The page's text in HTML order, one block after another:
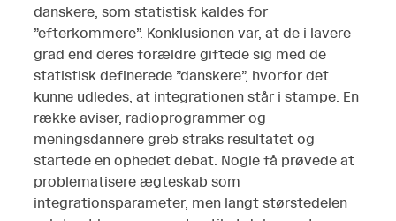
danskere, som statistisk kaldes for
”efterkommere”. Konklusionen var, at de i lavere
grad end deres forældre giftede sig med de
statistisk definerede ”danskere”, hvorfor det
kunne udledes, at integrationen står i stampe. En
række aviser, radioprogrammer og
meningsdannere greb straks resultatet og
startede en ophedet debat. Nogle få prøvede at
problematisere ægteskab som
integrationsparameter, men langt størstedelen